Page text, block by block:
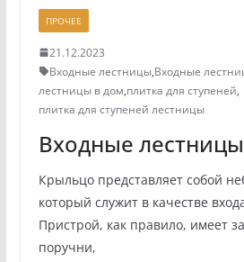
ПРОЧЕЕ
21.12.2023
Входные лестницы,Входные
лестницы в дом,плитка для ступеней,
плитка для ступеней лестницы
Входные
Крыльцо представляет собой
который служит в качестве
Пристрой, как правило, имеет
поручни,